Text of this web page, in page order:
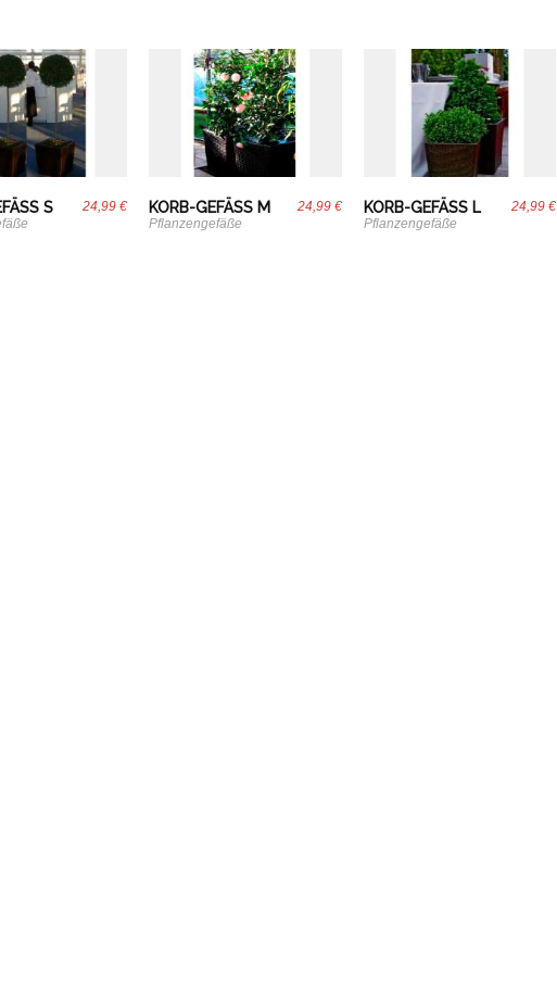
24,99 €
S 24,99 €
KORB-GEFÄSS M
Pflanzengefäße
24,99 €
KORB-GEFÄSS L
Pflanzengefäße